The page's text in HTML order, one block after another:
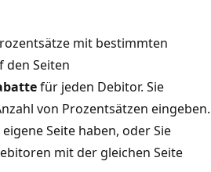
mit bestimmten
den Seiten
für jeden Debitor. Sie
von Prozentsätzen eingeben.
Seite haben, oder Sie
mit der gleichen Seite